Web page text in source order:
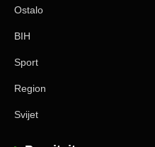
Ostalo
BIH
Sport
Region
Svijet